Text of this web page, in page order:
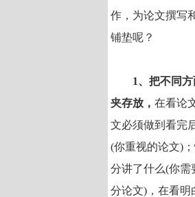
作，为论文撰写
铺垫呢？
1、把不同
夹存放，在看论
文必须做到看完
(你重视的论文)
分讲了什么(你需
分论文)，在看明